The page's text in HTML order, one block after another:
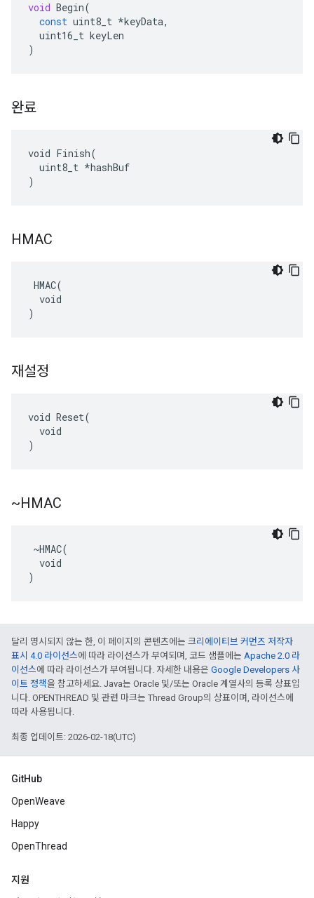
void Begin(
const uint8_t *keyData,
uint16_t keyLen
)
완료
void Finish(
  uint8_t *hashBuf
)
HMAC
HMAC(
  void
)
재설정
void Reset(
  void
)
~HMAC
~HMAC(
  void
)
달리 명시되지 않는 한, 이 페이지의 콘텐츠에는 크리에이티브 커먼즈 저작자
표시 4.0 라이선스에 따라 라이선스가 부여되며, 코드 샘플에는 Apache 2.0 라
이선스에 따라 라이선스가 부여됩니다. 자세한 내용은 Google Developers 사
이트 정책을 참고하세요. Java는 Oracle 및/또는 Oracle 계열사의 등록 상표입
니다. OPENTHREAD 및 관련 마크는 Thread Group의 상표이며, 라이선스에
따라 사용됩니다.
최종 업데이트: 2026-02-18(UTC)
GitHub
OpenWeave
Happy
OpenThread
지원